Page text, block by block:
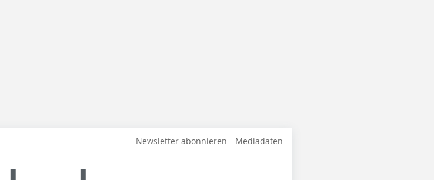
Newsletter abonnieren Mediadaten